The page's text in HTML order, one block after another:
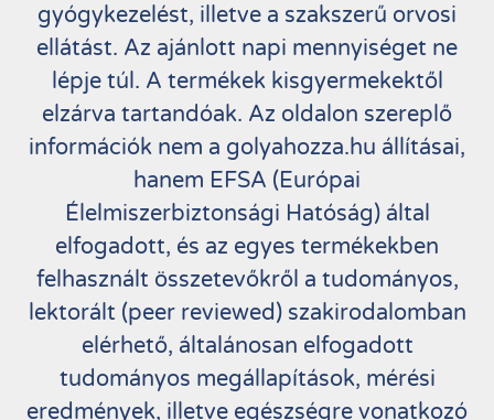
gyógykezelést, illetve a szakszerű orvosi
ellátást. Az ajánlott napi mennyiséget ne
lépje túl. A termékek kisgyermekektől
elzárva tartandóak. Az oldalon szereplő
információk nem a golyahozza.hu állításai,
hanem EFSA (Európai
Élelmiszerbiztonsági Hatóság) által
elfogadott, és az egyes termékekben
felhasznált összetevőkről a tudományos,
lektorált (peer reviewed) szakirodalomban
elérhető, általánosan elfogadott
tudományos megállapítások, mérési
eredmények, illetve egészségre vonatkozó